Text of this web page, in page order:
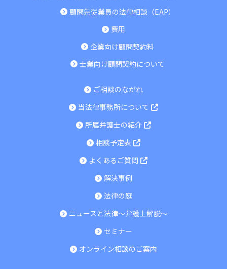
顧問先従業員の法律相談（EAP）
費用
企業向け顧問契約料
士業向け顧問契約について
ご相談のながれ
当法律事務所について
所属弁護士の紹介
相談予定表
よくあるご質問
解決事例
法律の庭
ニュースと法律～弁護士解説～
セミナー
オンライン相談のご案内